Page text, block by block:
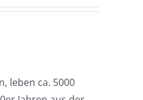
leben ca. 5000